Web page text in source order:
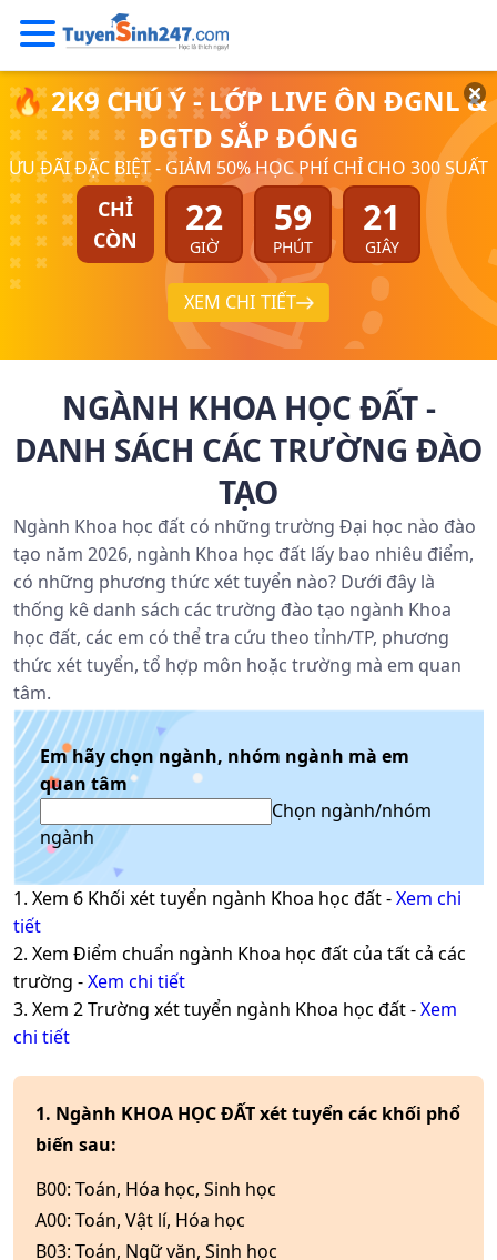
🔥 2K9 CHÚ Ý - LỚP LIVE ÔN ĐGNL &
ĐGTD SẮP ĐÓNG
ƯU ĐÃI ĐẶC BIỆT - GIẢM 50% HỌC PHÍ CHỈ CHO 300 SUẤT
CHỈ
CÒN
22
GIỜ
59
PHÚT
20
GIÂY
XEM CHI TIẾT
NGÀNH KHOA HỌC ĐẤT -
DANH SÁCH CÁC TRƯỜNG ĐÀO
TẠO
Ngành Khoa học đất có những trường Đại học nào đào
tạo năm 2026, ngành Khoa học đất lấy bao nhiêu điểm,
có những phương thức xét tuyển nào? Dưới đây là
thống kê danh sách các trường đào tạo ngành Khoa
học đất, các em có thể tra cứu theo tỉnh/TP, phương
thức xét tuyển, tổ hợp môn hoặc trường mà em quan
tâm.
Em hãy chọn ngành, nhóm ngành mà em
quan tâm
Chọn ngành/nhóm
ngành
1. Xem 6 Khối xét tuyển ngành Khoa học đất-Xem chi
tiết
2. Xem Điểm chuẩn ngành Khoa học đấtcủa tất cả các
trường -Xem chi tiết
3. Xem 2Trường xét tuyển ngành Khoa học đất-Xem
chi tiết
1. Ngành KHOA HỌC ĐẤT xét tuyển các khối phổ
biến sau:
B00: Toán, Hóa học, Sinh học
A00: Toán, Vật lí, Hóa học
B03: Toán, Ngữ văn, Sinh học